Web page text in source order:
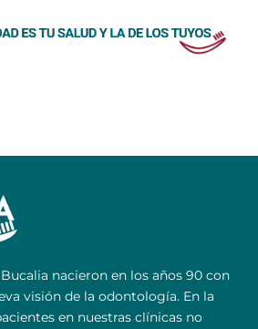
nacieron en los años 90 con
visión de la odontología. En la
en nuestras clínicas no